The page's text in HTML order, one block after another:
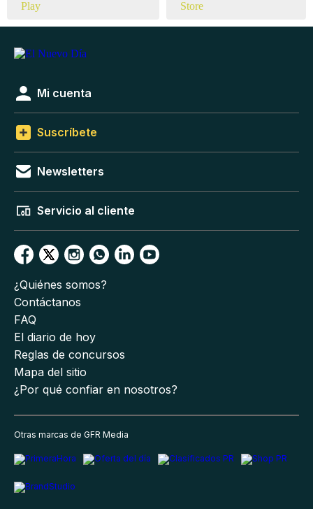
Mi cuenta
Suscríbete
Newsletters
Servicio al cliente
¿Quiénes somos?
Contáctanos
FAQ
El diario de hoy
Reglas de concursos
Mapa del sitio
¿Por qué confiar en nosotros?
Otras marcas de GFR Media